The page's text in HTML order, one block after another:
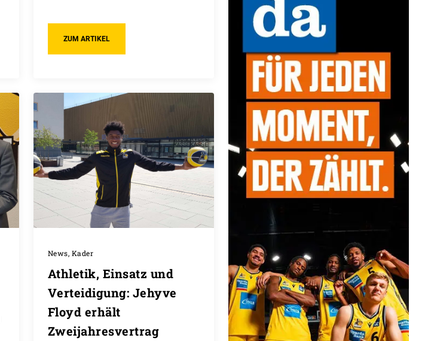
ZUM ARTIKEL
News, Kader
Athletik, Einsatz und
Verteidigung: Jehyve
Floyd erhält
Zweijahresvertrag